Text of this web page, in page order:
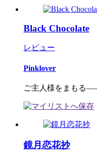
Black Chocolate
レビュー
Pinklover
ご主人様をまもる
鏡月恋花抄